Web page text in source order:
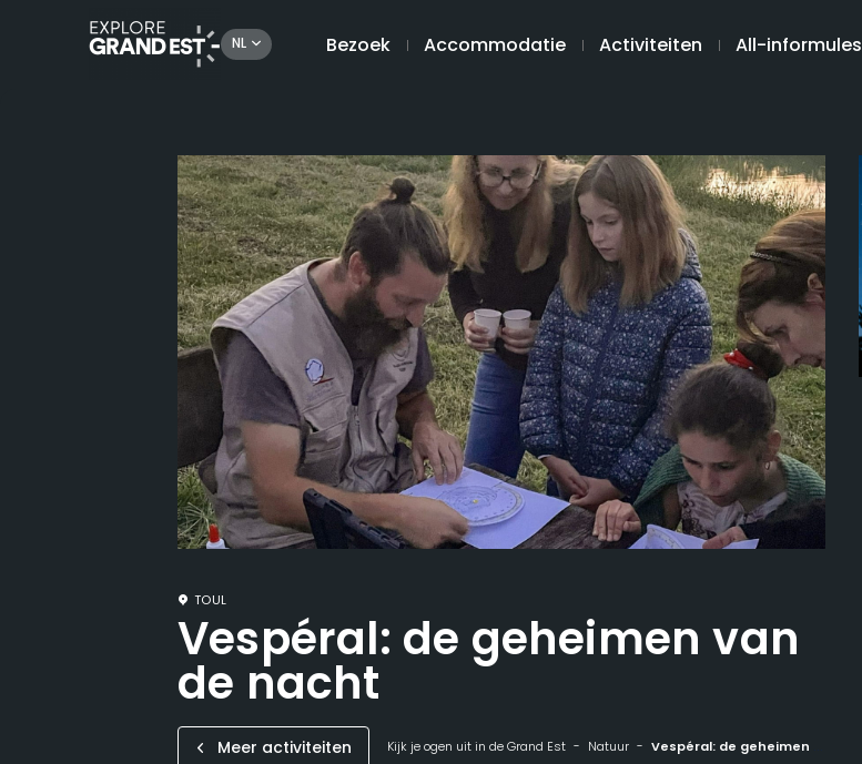
NL Bezoek Accommodatie Activiteiten All-informules
TOUL
Vespéral: de geheimen van
de nacht
Meer activiteiten Kijk je ogen uit in de Grand Est Natuur Vespéral: de geheimen van de nacht